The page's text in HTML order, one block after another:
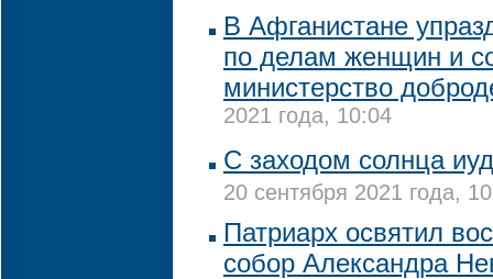
В Афганистане
по делам женщин и
министерство
2021 года, 10:04
С заходом солнца
20 сентября 2021 года,
Патриарх освятил
собор Александра